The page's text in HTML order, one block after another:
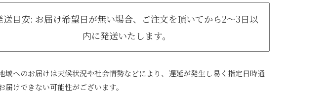
送目安: お届け希望日が無い場合、ご注文を頂いてから2～3日以
内に発送いたします。
域へのお届けは天候状況や社会情勢などにより、遅延が発生し易く指定日時通
届けできない可能性がございます。